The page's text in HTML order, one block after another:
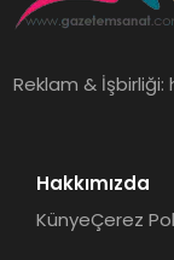
Reklam & İşbirliği:
Hakkımızda
KünyeÇerez